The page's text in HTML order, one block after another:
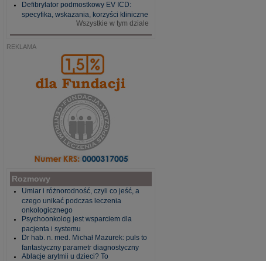
Defibrylator podmostkowy EV ICD:
specyfika, wskazania, korzyści kliniczne
Wszystkie w tym dziale
REKLAMA
Rozmowy
Umiar i różnorodność, czyli co jeść, a
czego unikać podczas leczenia
onkologicznego
Psychoonkolog jest wsparciem dla
pacjenta i systemu
Dr hab. n. med. Michał Mazurek: puls to
fantastyczny parametr diagnostyczny
Ablacje arytmii u dzieci? To